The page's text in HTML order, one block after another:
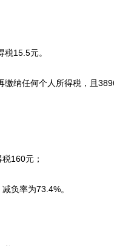
15.5元。
纳任何个人所得税，且
160元；
负率为73.4%。